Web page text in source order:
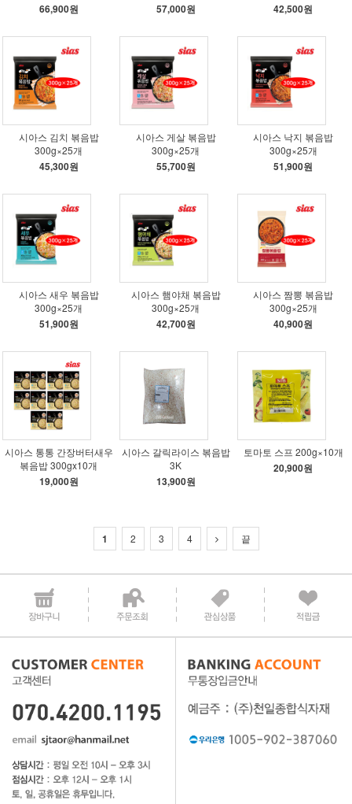
66,900원 57,000원 42,500원
시아스 김치 볶음밥
300g×25개
45,300원
시아스 게살 볶음밥
300g×25개
55,700원
시아스 낙지 볶음밥
300g×25개
51,900원
시아스 새우 볶음밥
300g×25개
51,900원
시아스 햄야채 볶음밥
300g×25개
42,700원
시아스 짬뽕 볶음밥
300g×25개
40,900원
시아스 통통 간장버터새우
볶음밥 300gx10개
19,000원
시아스 갈릭라이스 볶음밥
3K
13,900원
토마토 스프 200g×10개
20,900원
1 2 3 4 끝